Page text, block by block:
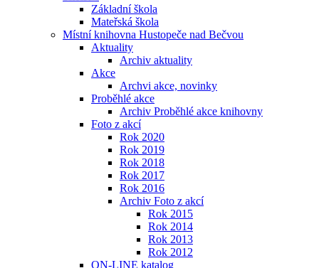
Základní škola
Mateřská škola
Místní knihovna Hustopeče nad Bečvou
Aktuality
Archiv aktuality
Akce
Archvi akce, novinky
Proběhlé akce
Archiv Proběhlé akce knihovny
Foto z akcí
Rok 2020
Rok 2019
Rok 2018
Rok 2017
Rok 2016
Archiv Foto z akcí
Rok 2015
Rok 2014
Rok 2013
Rok 2012
ON-LINE katalog